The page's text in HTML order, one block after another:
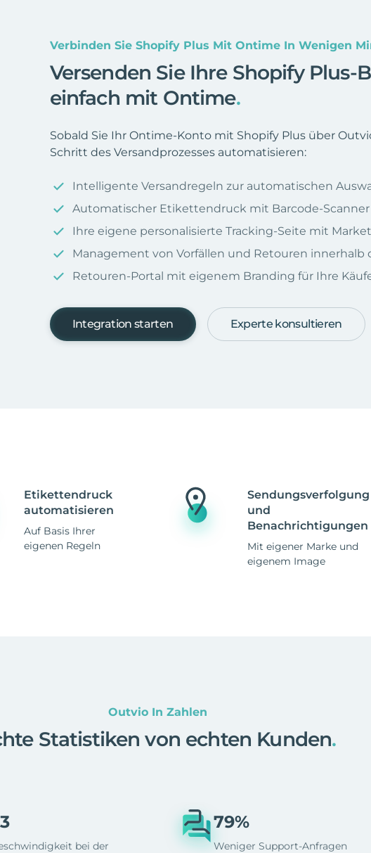
Verbinden Sie Shopify Plus Mit Ontime In Wenigen
Versenden Sie Ihre Shopify Plus-
einfach mit Ontime.
Sobald Sie Ihr Ontime-Konto mit Shopify Plus über
Schritt des Versandprozesses automatisieren:
Intelligente Versandregeln zur automatischen
Automatischer Etikettendruck mit Barcode-Scanner
Ihre eigene personalisierte Tracking-Seite mit
Management von Vorfällen und Retouren innerhalb
Retouren-Portal mit eigenem Branding für Ihre
Integration starten Experte konsultieren
Etikettendruck
automatisieren
Auf Basis Ihrer
eigenen Regeln
Sendungsverfolgung
und
Benachrichtigungen
Mit eigener Marke und
eigenem Image
Outvio In Zahlen
Statistiken von echten Kunden.
bei der
79%
Weniger Support-Anfragen